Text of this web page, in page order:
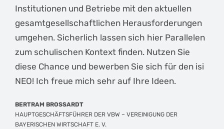
Institutionen und Betriebe mit den aktuellen
gesamtgesellschaftlichen Herausforderungen
umgehen. Sicherlich lassen sich hier Parallelen
zum schulischen Kontext finden. Nutzen Sie
diese Chance und bewerben Sie sich für den isi
NEO! Ich freue mich sehr auf Ihre Ideen.
BERTRAM BROSSARDT
HAUPTGESCHÄFTSFÜHRER DER VBW – VEREINIGUNG DER
BAYERISCHEN WIRTSCHAFT E. V.